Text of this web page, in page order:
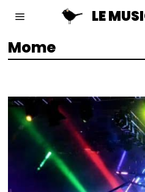
LE
Mome